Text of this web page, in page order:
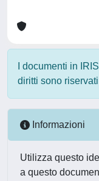
I documenti in
diritti sono
Informazioni
Utilizza questo
a questo